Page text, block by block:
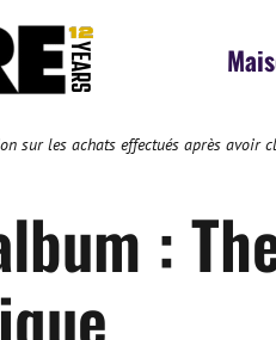
sur les achats effectués après avoir
: